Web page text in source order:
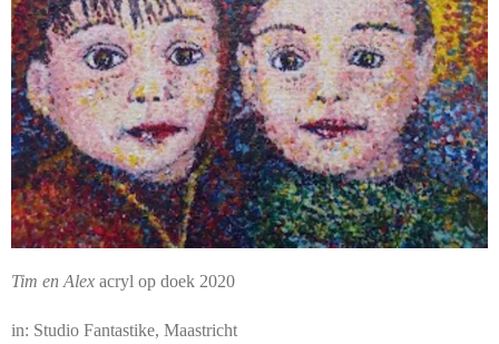
Tim en Alex acryl op doek 2020
in: Studio Fantastike, Maastricht